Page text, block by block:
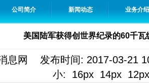
公司简介 新闻动态 业务介绍
美国陆军获得创世界纪录的60千瓦
息网 发布时间: 2017-03-21
小: 16px 14px 12px